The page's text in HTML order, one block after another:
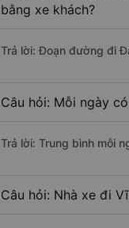
bằng xe khách?
Trả lời: Đoạn đường đi
Câu hỏi: Mỗi ngày
Trả lời: Trung bình mỗi
Câu hỏi: Nhà xe đi